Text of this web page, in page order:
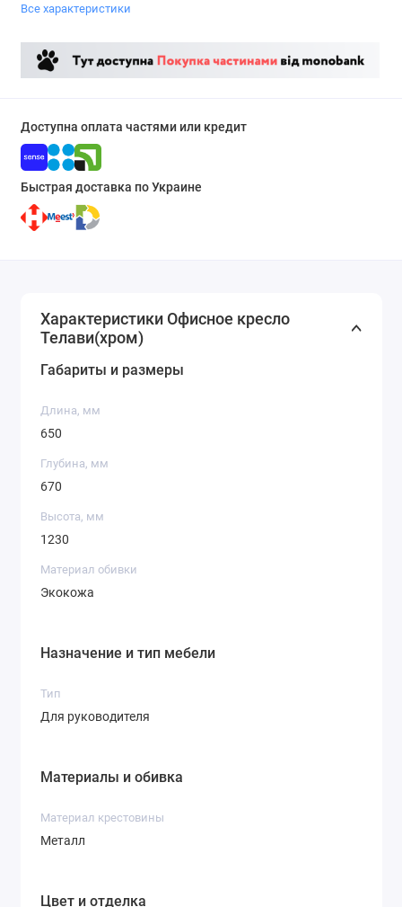
Все характеристики
Доступна оплата частями или кредит
Быстрая доставка по Украине
Характеристики Офисное кресло
Телави(хром)
Габариты и размеры
Длина, мм
650
Глубина, мм
670
Высота, мм
1230
Материал обивки
Экокожа
Назначение и тип мебели
Тип
Для руководителя
Материалы и обивка
Материал крестовины
Металл
Цвет и отделка